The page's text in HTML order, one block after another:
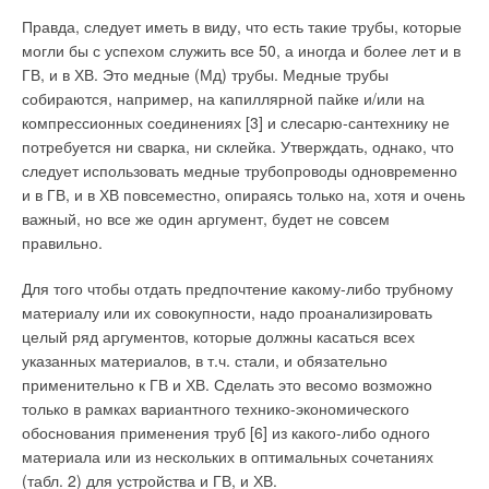
Правда, следует иметь в виду, что есть такие трубы, которые
могли бы с успехом служить все 50, а иногда и более лет и в
ГВ, и в ХВ. Это медные (Мд) трубы. Медные трубы
собираются, например, на капиллярной пайке и/или на
компрессионных соединениях [3] и слесарю-сантехнику не
потребуется ни сварка, ни склейка. Утверждать, однако, что
следует использовать медные трубопроводы одновременно
и в ГВ, и в ХВ повсеместно, опираясь только на, хотя и очень
важный, но все же один аргумент, будет не совсем
правильно.
Для того чтобы отдать предпочтение какому-либо трубному
материалу или их совокупности, надо проанализировать
целый ряд аргументов, которые должны касаться всех
указанных материалов, в т.ч. стали, и обязательно
применительно к ГВ и ХВ. Сделать это весомо возможно
только в рамках вариантного технико-экономического
обоснования применения труб [6] из какого-либо одного
материала или из нескольких в оптимальных сочетаниях
(табл. 2) для устройства и ГВ, и ХВ.
требований к параметрам воздуха в их торговых залах,
заложенных при проектировании. Иногда это происходит в
результате возложения ответственности за выбор
оборудования и перераспределение выделенных средств
между разделами инженерных систем сообразно
сиюминутной финансовой ситуации, а не в полном
соответствии с принятыми ранее решениями.
В результате город получает душные торговые залы, в связи
с чем падает и прибыльность предприятия. В небольших же
формально — в таких случаях устанавливаемые системы не
в состоянии соответствовать и малой доле предъявляемых к
ним требований. Нередко проект по вентиляции и
кондиционированию делается исключительно для
согласования в соответствующих органах, и даже в случае
закупки оборудования и монтажа системы порой так и не
включают.
Зависимости построены в системе взаимосвязанных
относительных координат. По вертикальной оси отложены
значения G /G , причем за единицу воздухообмена G
принят воздухообмен по кислороду G , а G—
воздухообмен по отношению к G . На этой же оси отложены
отношения явных тепловыделений животных Qж к
суммарному расходу теплоты помещения Q .
По горизонтальной оси отложены значения наружных
избыточной теплоты в помещении, т.е. разность (Q ж – Q )в
зависимости от наружной температуры t . Эта кривая
является функцией сопротивления теплопередаче
ограждающих конструкций. Прямые G
и G
показывают
необходимый воздухообмен по кислороду и углекислому
газу.
Воздухообмен по этим показателям не зависит от